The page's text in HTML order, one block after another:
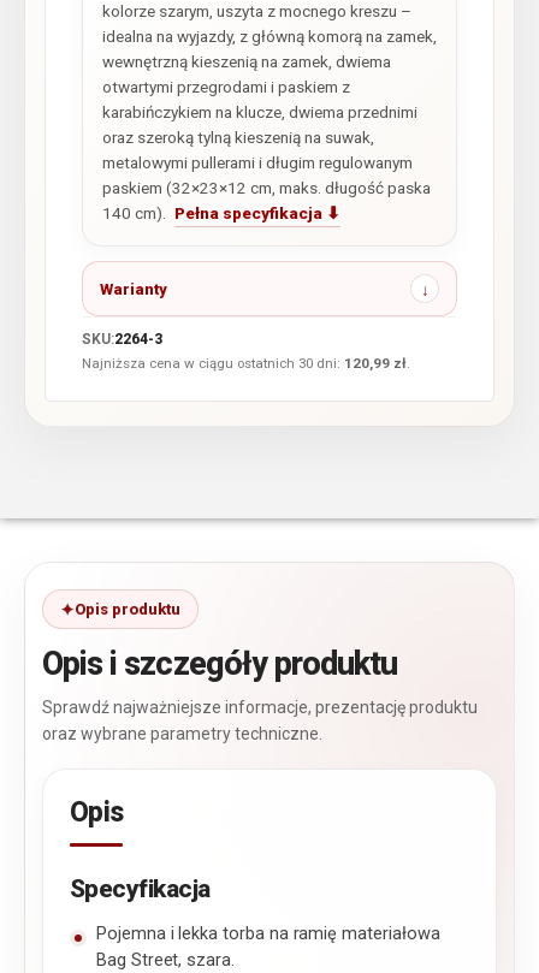
kolorze szarym, uszyta z mocnego kreszu –
idealna na wyjazdy, z główną komorą na zamek,
wewnętrzną kieszenią na zamek, dwiema
otwartymi przegrodami i paskiem z
karabińczykiem na klucze, dwiema przednimi
oraz szeroką tylną kieszenią na suwak,
metalowymi pullerami i długim regulowanym
paskiem (32×23×12 cm, maks. długość paska
140 cm). Pełna specyfikacja ⬇
Warianty
SKU:2264-3
Najniższa cena w ciągu ostatnich 30 dni: 120,99 zł.
Opis produktu
Opis i szczegóły produktu
Sprawdź najważniejsze informacje, prezentację produktu
oraz wybrane parametry techniczne.
Opis
Specyfikacja
Pojemna i lekka torba na ramię materiałowa
Bag Street, szara.